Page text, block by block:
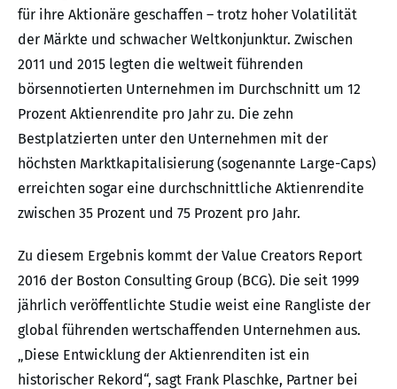
für ihre Aktionäre geschaffen – trotz hoher Volatilität
der Märkte und schwacher Weltkonjunktur. Zwischen
2011 und 2015 legten die weltweit führenden
börsennotierten Unternehmen im Durchschnitt um 12
Prozent Aktienrendite pro Jahr zu. Die zehn
Bestplatzierten unter den Unternehmen mit der
höchsten Marktkapitalisierung (sogenannte Large-Caps)
erreichten sogar eine durchschnittliche Aktienrendite
zwischen 35 Prozent und 75 Prozent pro Jahr.
Zu diesem Ergebnis kommt der Value Creators Report
2016 der Boston Consulting Group (BCG). Die seit 1999
jährlich veröffentlichte Studie weist eine Rangliste der
global führenden wertschaffenden Unternehmen aus.
„Diese Entwicklung der Aktienrenditen ist ein
historischer Rekord“, sagt Frank Plaschke, Partner bei